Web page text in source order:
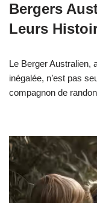
Bergers
Leurs
Le Berger Australien,
inégalée, n’est pas
compagnon de